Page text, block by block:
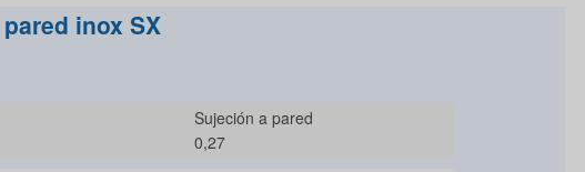
inox SX
Sujeción a pared
0,27